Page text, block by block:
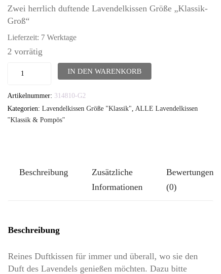
Zwei herrlich duftende Lavendelkissen Größe „Klassik-
Groß“
Lieferzeit: 7 Werktage
2 vorrätig
2er-
Lavendelkissen
Klassik-
IN DEN WARENKORB
Artikelnummer: 314810-G2
Kategorien: Lavendelkissen Größe "Klassik", ALLE Lavendelkissen
"Klassik & Pompös"
Beschreibung
Zusätzliche
Informationen
Bewertungen
(0)
Beschreibung
Reines Duftkissen für immer und überall, wo sie den
Duft des Lavendels genießen möchten. Dazu bitte